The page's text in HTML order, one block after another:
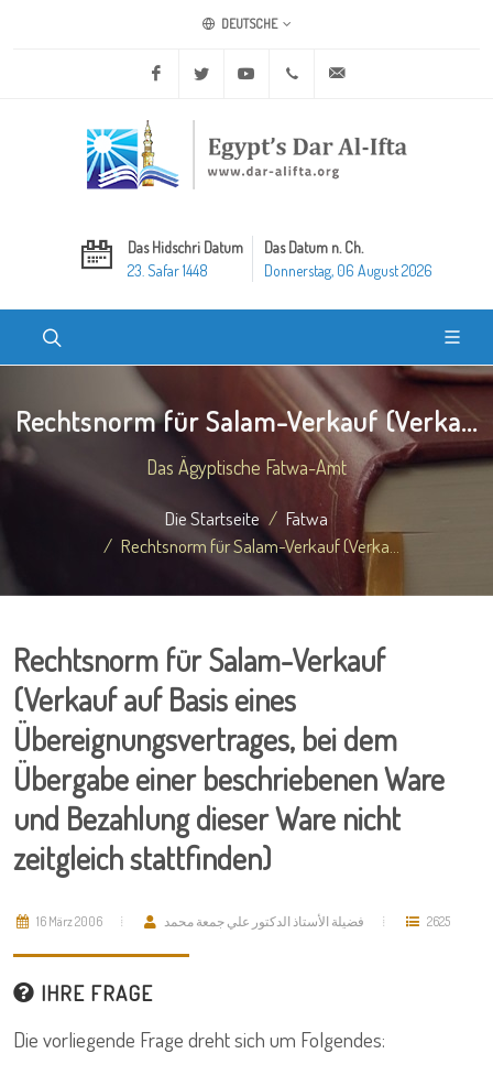
DEUTSCHE
Facebook Twitter Youtube +20 2 25970400
Das Hidschri Datum
23. Safar 1448
Das Datum n. Ch.
Donnerstag, 06 August 2026
Rechtsnorm für Salam-Verkauf (Verka...
Das Ägyptische Fatwa-Amt
Die Startseite
Fatwa
Rechtsnorm für Salam-Verkauf (Verka...
Rechtsnorm für Salam-Verkauf
(Verkauf auf Basis eines
Übereignungsvertrages, bei dem
Übergabe einer beschriebenen Ware
und Bezahlung dieser Ware nicht
zeitgleich stattfinden)
16 März 2006 فضيلة الأستاذ الدكتور علي جمعة محمد 2625
IHRE FRAGE
Die vorliegende Frage dreht sich um Folgendes: